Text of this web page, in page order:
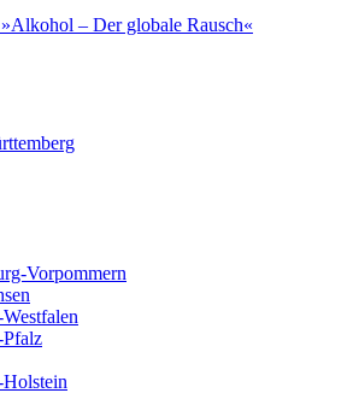
– Der globale Rausch«
Vorpommern